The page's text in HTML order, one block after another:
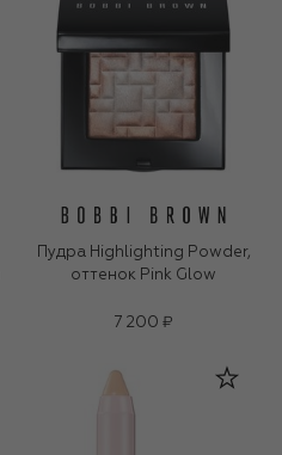
Пудра Highlighting Powder,
оттенок Pink Glow
7 200 ₽